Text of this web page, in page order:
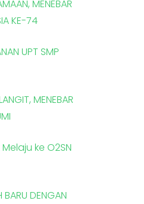
MENEBAR
KE-74
UPT SMP
MENEBAR
Melaju ke O2SN
BARU DENGAN